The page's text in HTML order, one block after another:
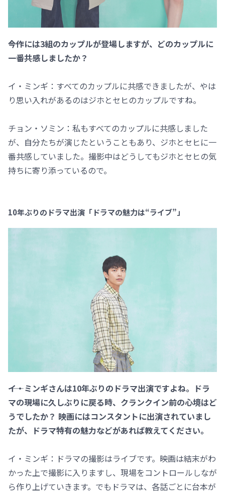
――今作には3組のカップルが登場しますが、どのカップルに
一番共感しましたか？
イ・ミンギ：すべてのカップルに共感できましたが、やは
り思い入れがあるのはジホとセヒのカップルですね。
チョン・ソミン：私もすべてのカップルに共感しました
が、自分たちが演じたということもあり、ジホとセヒに一
番共感していました。撮影中はどうしてもジホとセヒの気
持ちに寄り添っているので。
10年ぶりのドラマ出演「ドラマの魅力は“ライブ”」
――イ・ミンギさんは10年ぶりのドラマ出演ですよね。ドラ
マの現場に久しぶりに戻る時、クランクイン前の心境はど
うでしたか？ 映画にはコンスタントに出演されていまし
たが、ドラマ特有の魅力などがあれば教えてください。
イ・ミンギ：ドラマの撮影はライブです。映画は結末がわ
かった上で撮影に入りますし、現場をコントロールしなが
ら作り上げていきます。でもドラマは、各話ごとに台本が